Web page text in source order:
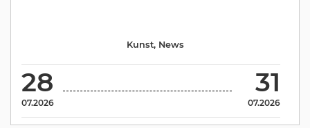
28
07.2026
31
07.2026
Kunst, News